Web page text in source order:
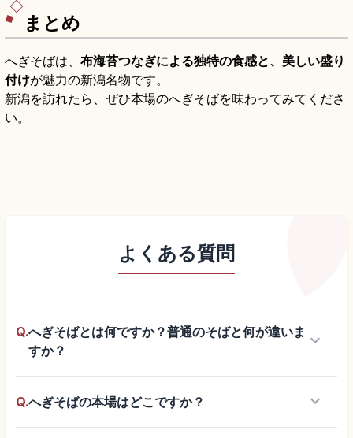
まとめ
へぎそばは、 布海苔つなぎによる独特の食感と、美しい盛り
付けが魅力の新潟名物です。
新潟を訪れたら、ぜひ本場のへぎそばを味わってみてくださ
い。
よくある質問
Q.へぎそばとは何ですか？普通のそばと何が違いま
すか？
keyboard_arrow_down
Q.へぎそばの本場はどこですか？ keyboard_arrow_down